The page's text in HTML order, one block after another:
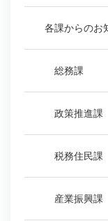
各課からのお
総務課
政策推進課
税務住民課
産業振興課